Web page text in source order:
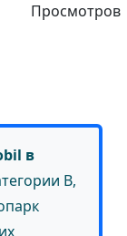
Просмотров
в
B,